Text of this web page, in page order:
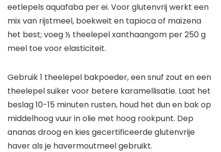
eetlepels aquafaba per ei. Voor glutenvrij werkt een
mix van rijstmeel, boekweit en tapioca of maïzena
het best; voeg ½ theelepel xanthaangom per 250 g
meel toe voor elasticiteit.
Gebruik 1 theelepel bakpoeder, een snuf zout en een
theelepel suiker voor betere karamellisatie. Laat het
beslag 10-15 minuten rusten, houd het dun en bak op
middelhoog vuur in olie met hoog rookpunt. Dep
ananas droog en kies gecertificeerde glutenvrije
haver als je havermoutmeel gebruikt.